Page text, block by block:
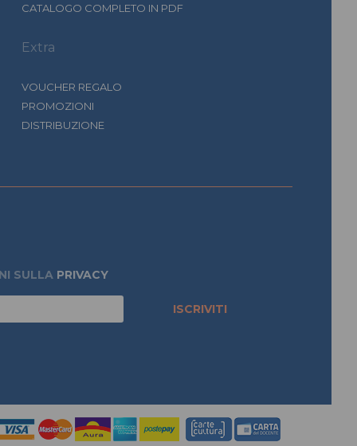
CATALOGO COMPLETO IN PDF
Extra
VOUCHER REGALO
PROMOZIONI
DISTRIBUZIONE
SULLA PRIVACY
ISCRIVITI